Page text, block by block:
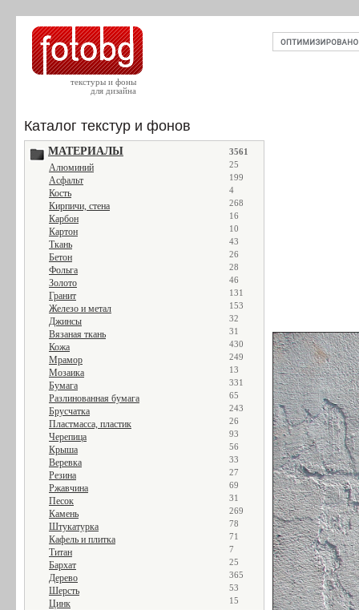
текстуры и фоны
для дизайна
Каталог текстур и фонов
МАТЕРИАЛЫ 3561
Алюминий 25
Асфальт 199
Кость 4
Кирпичи, стена 268
Карбон 16
Картон 10
Ткань 43
Бетон 26
Фольга 28
Золото 46
Гранит 131
Железо и метал 153
Джинсы 32
Вязаная ткань 31
Кожа 430
Мрамор 249
Мозаика 13
Бумага 331
Разлинованная бумага 65
Брусчатка 243
Пластмасса, пластик 26
Черепица 93
Крыша 56
Веревка 33
Резина 27
Ржавчина 69
Песок 31
Камень 269
Штукатурка 78
Кафель и плитка 71
Титан 7
Бархат 25
Дерево 365
Шерсть 53
Цинк 15